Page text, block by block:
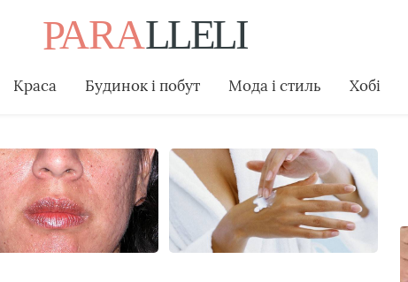
Краса Будинок і побут Мода і стиль Хобі